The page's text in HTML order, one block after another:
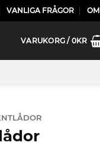
VANLIGA FRÅGOR OM
VARUKORG / 0KR